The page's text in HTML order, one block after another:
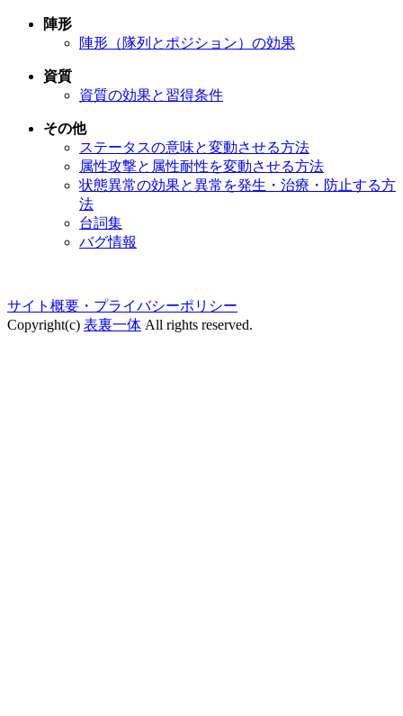
陣形
陣形（隊列とポジション）の効果
資質
資質の効果と習得条件
その他
ステータスの意味と変動させる方法
属性攻撃と属性耐性を変動させる方法
状態異常の効果と異常を発生・治療・防止する方
法
台詞集
バグ情報
サイト概要・プライバシーポリシー
Copyright(c) 表裏一体 All rights reserved.